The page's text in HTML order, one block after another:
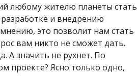
любому жителю планеты стать
и внедрению
это позволит нам стать
вам никто не сможет дать.
А значить не рухнет. По
проекте? Ясно только одно,